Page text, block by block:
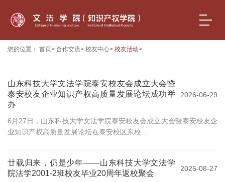
您的位置： 首页> 合作交流> 校友中心> 校友活动>
山东科技大学文法学院泰安校友会成立大会暨
泰安校友企业知识产权高质量发展论坛成功举
办
2026-06-29
6月27日，山东科技大学文法学院泰安校友会成立大会暨泰安校友企
业知识产权高质量发展论坛在泰安校区东校...
廿载归来，仍是少年——山东科技大学文法学
院法学2001-2班校友毕业20周年返校聚会
2025-08-27